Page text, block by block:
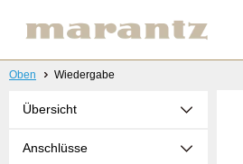
Oben Wiedergabe
Übersicht
Anschlüsse